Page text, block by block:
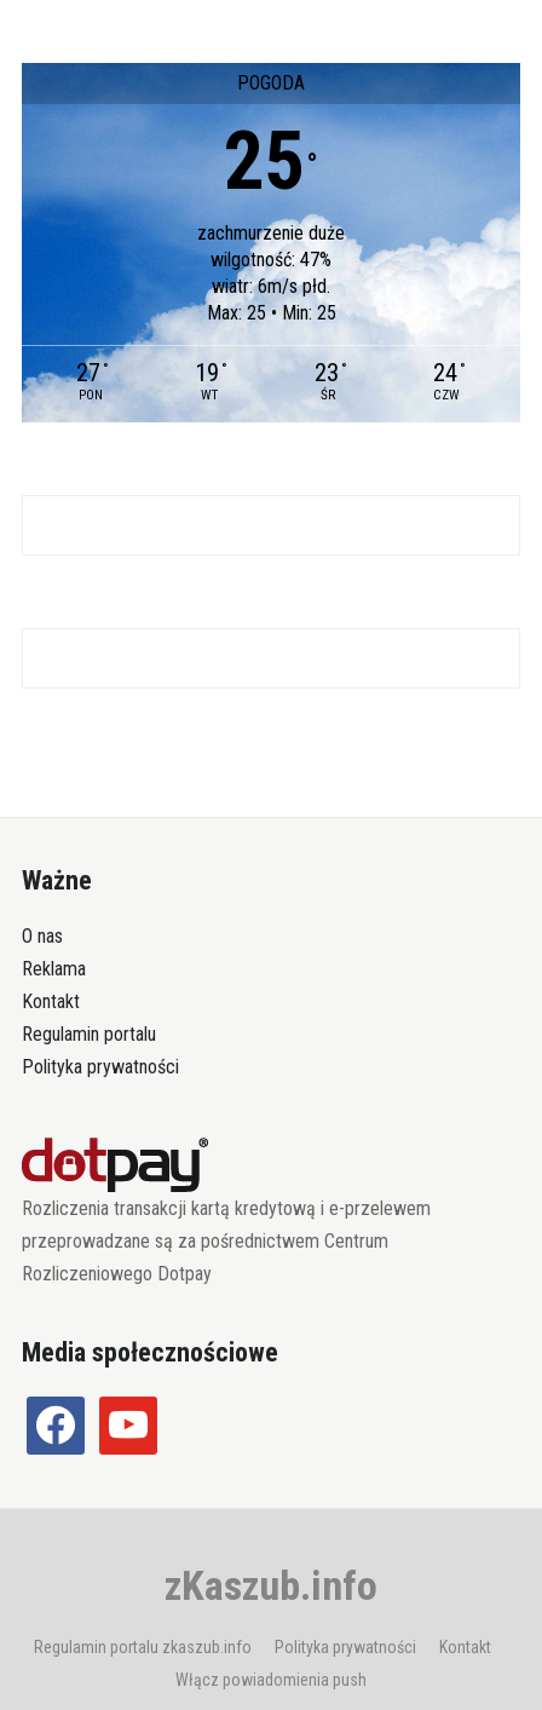
POGODA
25 °
zachmurzenie duże
wilgotność: 47%
wiatr: 6m/s płd.
Max: 25 • Min: 25
27 °
PON
19 °
WT
23 °
ŚR
24 °
CZW
Ważne
O nas
Reklama
Kontakt
Regulamin portalu
Polityka prywatności
Rozliczenia transakcji kartą kredytową i e-przelewem
przeprowadzane są za pośrednictwem Centrum
Rozliczeniowego Dotpay
Media społecznościowe
facebook youtube
zKaszub.info
Regulamin portalu zkaszub.info Polityka prywatności
Kontakt
Włącz powiadomienia push